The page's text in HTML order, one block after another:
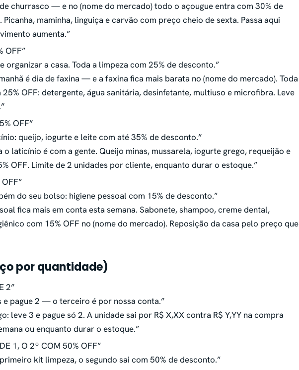
churrasco — e no (nome do mercado) todo o açougue entra com 30% de
maminha, linguiça e carvão com preço cheio de sexta. Passa aqui
aumenta.”
OFF”
organizar a casa. Toda a limpeza com 25% de desconto.”
é dia de faxina — e a faxina fica mais barata no (nome do mercado). Toda
OFF: detergente, água sanitária, desinfetante, multiuso e microfibra. Leve
OFF”
queijo, iogurte e leite com até 35% de desconto.”
o laticínio é com a gente. Queijo minas, mussarela, iogurte grego, requeijão e
OFF. Limite de 2 unidades por cliente, enquanto durar o estoque.”
OFF”
do seu bolso: higiene pessoal com 15% de desconto.”
fica mais em conta esta semana. Sabonete, shampoo, creme dental,
com 15% OFF no (nome do mercado). Reposição da casa pelo preço que
por quantidade)
2”
e pague 2 — o terceiro é por nossa conta.”
leve 3 e pague só 2. A unidade sai por R$ X,XX contra R$ Y,YY na compra
ou enquanto durar o estoque.”
1, O 2º COM 50% OFF”
kit limpeza, o segundo sai com 50% de desconto.”